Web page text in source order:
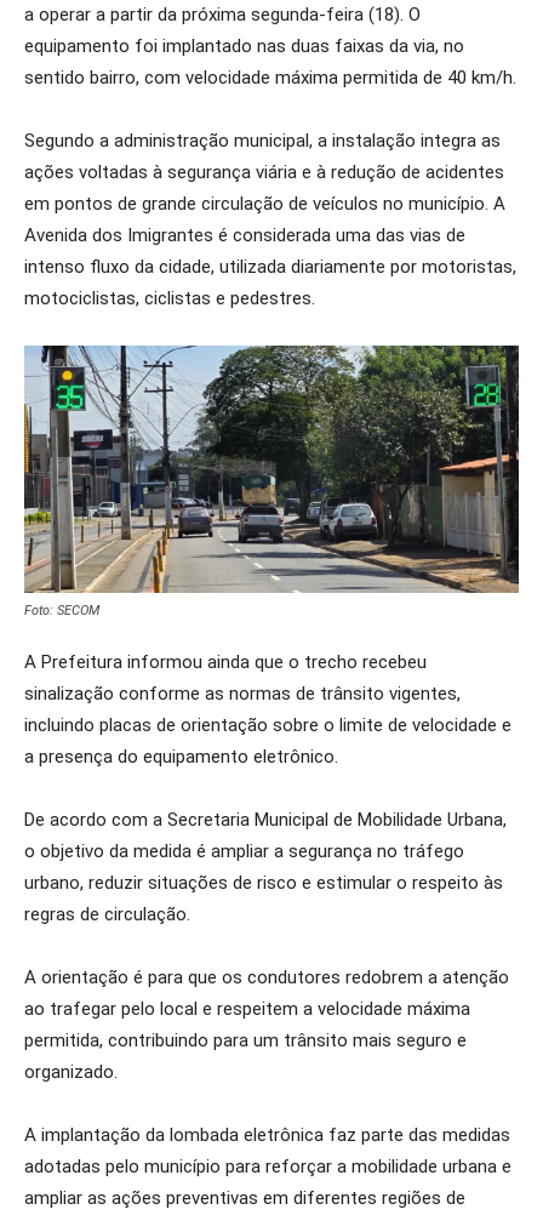
a operar a partir da próxima segunda-feira (18). O
equipamento foi implantado nas duas faixas da via, no
sentido bairro, com velocidade máxima permitida de 40 km/h.
Segundo a administração municipal, a instalação integra as
ações voltadas à segurança viária e à redução de acidentes
em pontos de grande circulação de veículos no município. A
Avenida dos Imigrantes é considerada uma das vias de
intenso fluxo da cidade, utilizada diariamente por motoristas,
motociclistas, ciclistas e pedestres.
Foto: SECOM
A Prefeitura informou ainda que o trecho recebeu
sinalização conforme as normas de trânsito vigentes,
incluindo placas de orientação sobre o limite de velocidade e
a presença do equipamento eletrônico.
De acordo com a Secretaria Municipal de Mobilidade Urbana,
o objetivo da medida é ampliar a segurança no tráfego
urbano, reduzir situações de risco e estimular o respeito às
regras de circulação.
A orientação é para que os condutores redobrem a atenção
ao trafegar pelo local e respeitem a velocidade máxima
permitida, contribuindo para um trânsito mais seguro e
organizado.
A implantação da lombada eletrônica faz parte das medidas
adotadas pelo município para reforçar a mobilidade urbana e
ampliar as ações preventivas em diferentes regiões de